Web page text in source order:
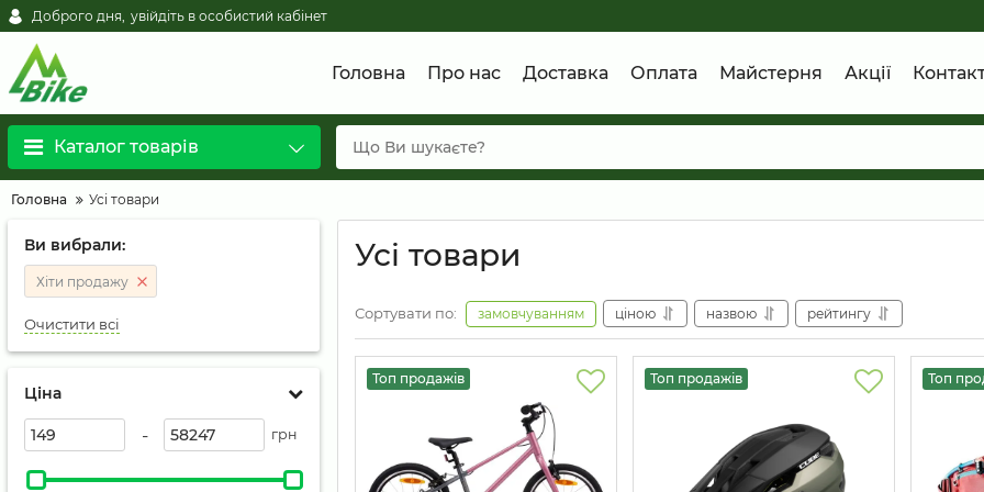
Доброго дня, увійдіть в особистий кабінет
Головна Про нас Доставка Оплата Майстерня Акції
Каталог товарів
Головна Усі товари
Ви вибрали:
Хіти продажу
Очистити всі
Ціна
- грн
Усі товари
Сортувати по: замовчуванням ціною назвою рейтингу
Топ продажів Топ продажів Топ